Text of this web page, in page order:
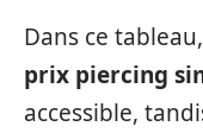
Dans ce
prix piercing
accessible,